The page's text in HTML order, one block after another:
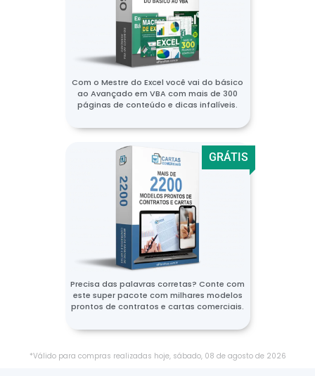
Com o Mestre do Excel você vai do básico
ao Avançado em VBA com mais de 300
páginas de conteúdo e dicas infalíveis.
GRÁTIS
Precisa das palavras corretas? Conte com
este super pacote com milhares modelos
prontos de contratos e cartas comerciais.
*Válido para compras realizadas hoje, sábado, 08 de agostode 2026